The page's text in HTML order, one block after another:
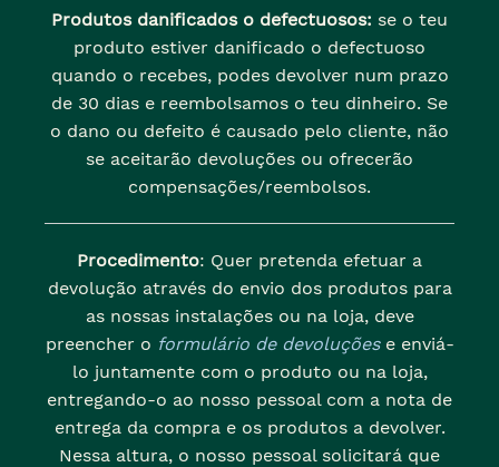
Produtos danificados o defectuosos: se o teu
produto estiver danificado o defectuoso
quando o recebes, podes devolver num prazo
de 30 dias e reembolsamos o teu dinheiro. Se
o dano ou defeito é causado pelo cliente, não
se aceitarão devoluções ou ofrecerão
compensações/reembolsos.
Procedimento: Quer pretenda efetuar a
devolução através do envio dos produtos para
as nossas instalações ou na loja, deve
preencher o formulário de devoluçõese enviá-
lo juntamente com o produto ou na loja,
entregando-o ao nosso pessoal com a nota de
entrega da compra e os produtos a devolver.
Nessa altura, o nosso pessoal solicitará que